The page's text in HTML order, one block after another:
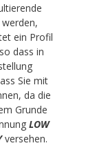
ein Profil
dass in
Sie mit
da die
Grunde
LOW
versehen.